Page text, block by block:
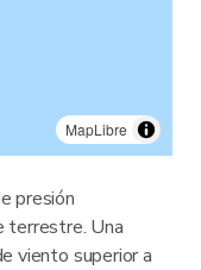
MapLibre
presión
terrestre. Una
viento superior a